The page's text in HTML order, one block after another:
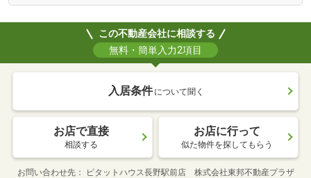
この不動産会社に相談する
無料・簡単入力2項目
入居条件 について聞く
お店で直接
相談する
お店に行って
似た物件を探してもらう
お問い合わせ先 ピタットハウス長野駅前店 株式会社東邦不動産プラザ